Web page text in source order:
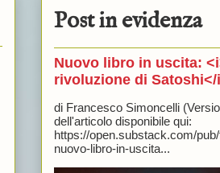
Post in evidenza
Nuovo libro in uscita:
rivoluzione di Satoshi</
di Francesco Simoncelli
dell'articolo disponibile qui:
https://open.substack.com/
nuovo-libro-in-uscita...